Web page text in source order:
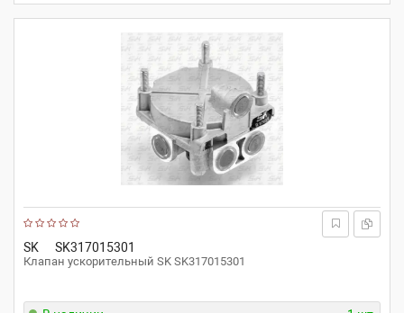
SK SK317015301
Клапан ускорительный SK SK317015301